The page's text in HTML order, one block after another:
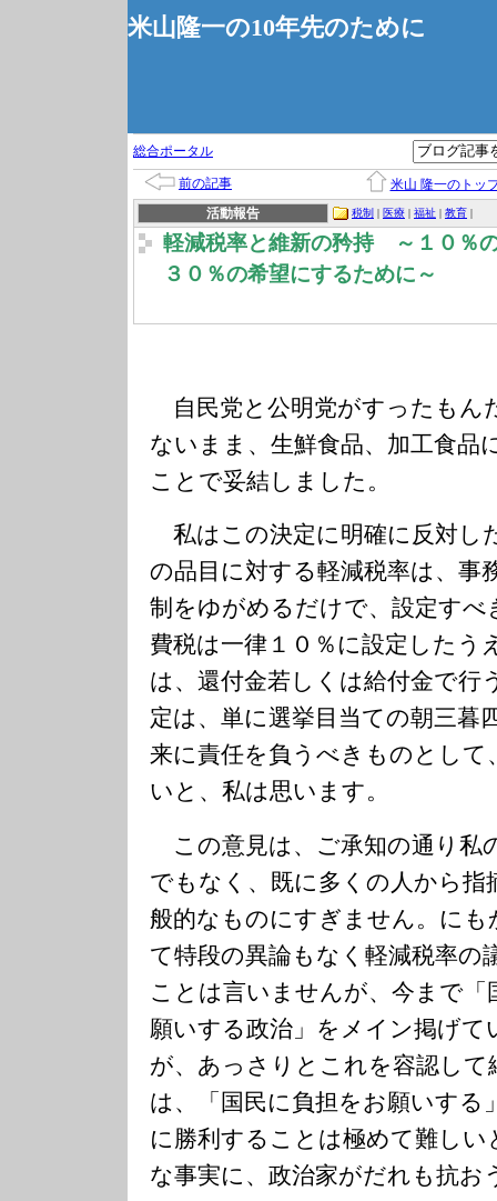
米山隆一の10年先のために
総合ポータル
前の記事
米山 隆一のトッ
活動報告
税制 | 医療 | 福祉 | 教育 |
軽減税率と維新の矜持 ～１０％
３０％の希望にするために～
自民党と公明党がすったもん
ないまま、生鮮食品、加工食品
ことで妥結しました。
私はこの決定に明確に反対し
の品目に対する軽減税率は、事
制をゆがめるだけで、設定す
費税は一律１０％に設定したう
は、還付金若しくは給付金で行
定は、単に選挙目当ての朝三暮
来に責任を負うべきものとし
いと、私は思います。
この意見は、ご承知の通り私
でもなく、既に多くの人から
般的なものにすぎません。に
て特段の異論もなく軽減税率の
ことは言いませんが、今まで「
願いする政治」をメイン掲げて
が、あっさりとこれを容認し
は、「国民に負担をお願いする
に勝利することは極めて難し
な事実に、政治家がだれも抗